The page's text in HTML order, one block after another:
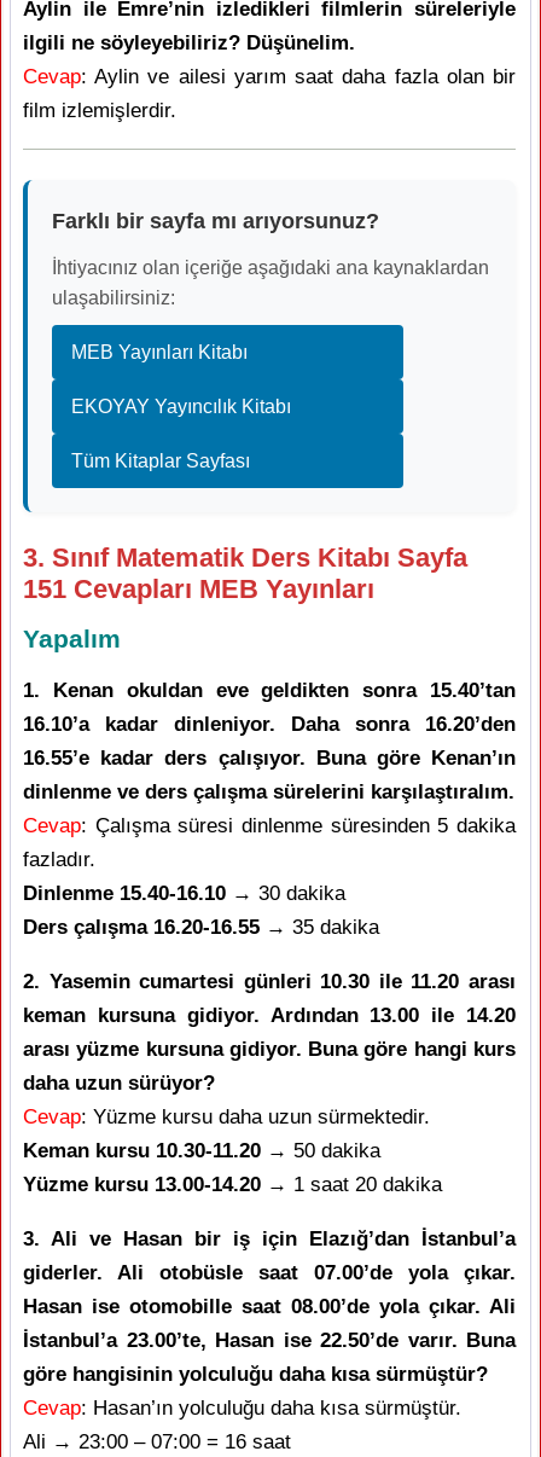
Aylin ile Emre’nin izledikleri filmlerin süreleriyle
ilgili ne söyleyebiliriz? Düşünelim.
Cevap: Aylin ve ailesi yarım saat daha fazla olan bir
film izlemişlerdir.
Farklı bir sayfa mı arıyorsunuz?
İhtiyacınız olan içeriğe aşağıdaki ana kaynaklardan
ulaşabilirsiniz:
MEB Yayınları Kitabı
EKOYAY Yayıncılık Kitabı
Tüm Kitaplar Sayfası
3. Sınıf Matematik Ders Kitabı Sayfa
151 Cevapları MEB Yayınları
Yapalım
1. Kenan okuldan eve geldikten sonra 15.40’tan
16.10’a kadar dinleniyor. Daha sonra 16.20’den
16.55’e kadar ders çalışıyor. Buna göre Kenan’ın
dinlenme ve ders çalışma sürelerini karşılaştıralım.
Cevap: Çalışma süresi dinlenme süresinden 5 dakika
fazladır.
Dinlenme 15.40-16.10 → 30 dakika
Ders çalışma 16.20-16.55 → 35 dakika
2. Yasemin cumartesi günleri 10.30 ile 11.20 arası
keman kursuna gidiyor. Ardından 13.00 ile 14.20
arası yüzme kursuna gidiyor. Buna göre hangi kurs
daha uzun sürüyor?
Cevap: Yüzme kursu daha uzun sürmektedir.
Keman kursu 10.30-11.20 → 50 dakika
Yüzme kursu 13.00-14.20 → 1 saat 20 dakika
3. Ali ve Hasan bir iş için Elazığ’dan İstanbul’a
giderler. Ali otobüsle saat 07.00’de yola çıkar.
Hasan ise otomobille saat 08.00’de yola çıkar. Ali
İstanbul’a 23.00’te, Hasan ise 22.50’de varır. Buna
göre hangisinin yolculuğu daha kısa sürmüştür?
Cevap: Hasan’ın yolculuğu daha kısa sürmüştür.
Ali → 23:00 – 07:00 = 16 saat